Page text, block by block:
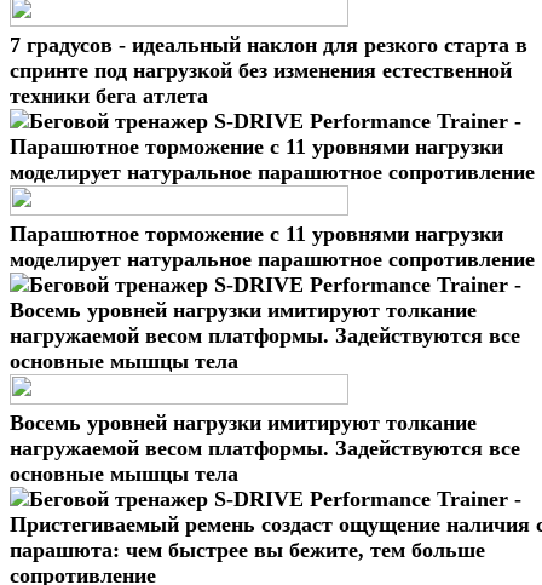
7 градусов - идеальный наклон для резкого старта в
спринте под нагрузкой без изменения естественной
техники бега атлета
Парашютное торможение с 11 уровнями нагрузки
моделирует натуральное парашютное сопротивление
Восемь уровней нагрузки имитируют толкание
нагружаемой весом платформы. Задействуются все
основные мышцы тела